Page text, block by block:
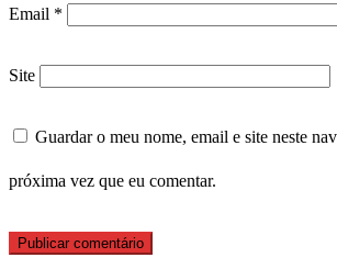
Email *
Site
Guardar o meu nome, email e site neste
próxima vez que eu comentar.